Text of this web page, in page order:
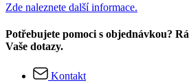
Zde naleznete další informace.
Potřebujete pomoci s objednávkou?
Vaše dotazy.
Kontakt